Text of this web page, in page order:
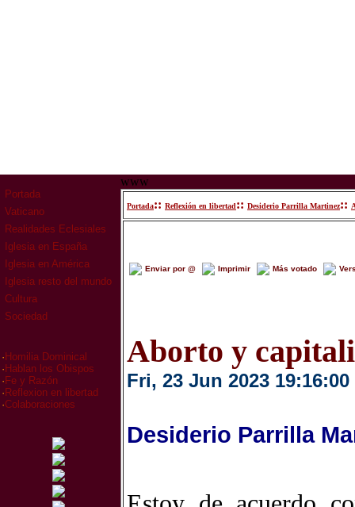
Portada
Vaticano
Realidades Eclesiales
Iglesia en España
Iglesia en América
Iglesia resto del mundo
Cultura
Sociedad
· Homilia Dominical
· Hablan los Obispos
· Fe y Razón
· Reflexion en libertad
·Colaboraciones
www
Portada:: Reflexión en libertad:: Desiderio Parrilla Martinez::
Enviar por @ Imprimir Más votado
Aborto y
Fri, 23 Jun 2023 19:16:00
Desiderio Parrilla